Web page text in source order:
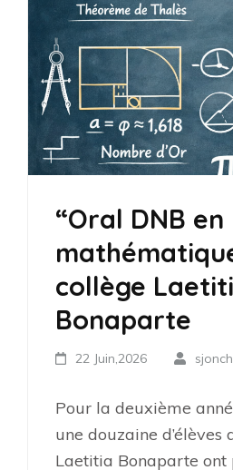
“Oral DNB en
collège
Bonaparte
22 Juin,2026
Pour la deuxième
une douzaine d’élèves
Laetitia Bonaparte